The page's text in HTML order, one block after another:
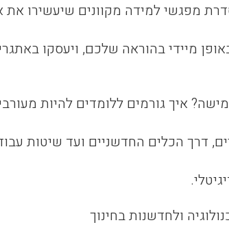
מפגשי למידה מקוונים שיעשירו את
מיידי בהוראה שלכם, ויעסקו
איך גורמים ללומדים להיות
דרך הכלים החדשניים ועד שיטות
ולחדשנות בחינוך